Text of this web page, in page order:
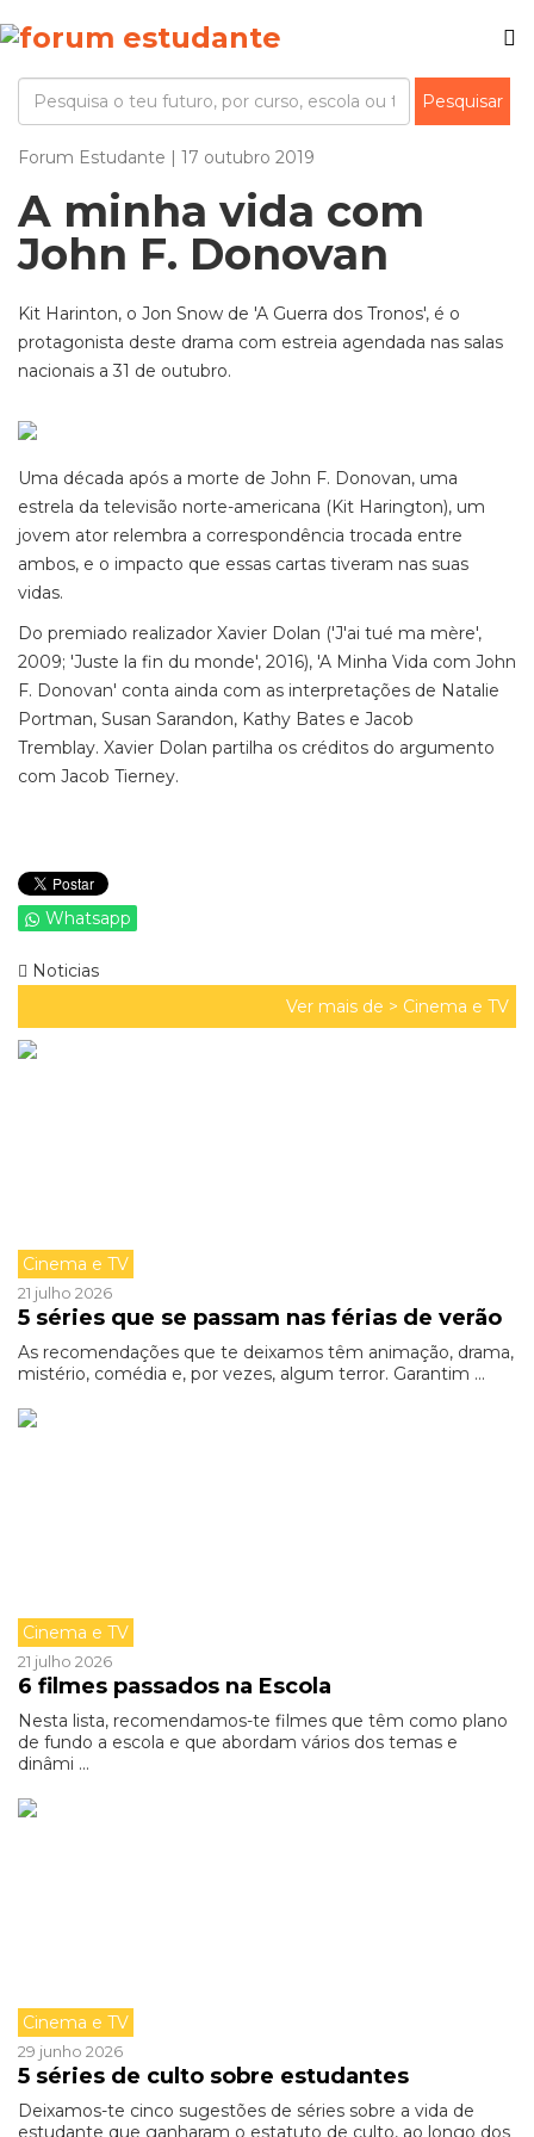
Forum Estudante | 17 outubro 2019
A minha vida com
John F. Donovan
Kit Harinton, o Jon Snow de 'A Guerra dos Tronos', é o
protagonista deste drama com estreia agendada nas salas
nacionais a 31 de outubro.
Uma década após a morte de John F. Donovan, uma
estrela da televisão norte-americana (Kit Harington), um
jovem ator relembra a correspondência trocada entre
ambos, e o impacto que essas cartas tiveram nas suas
vidas.
Do premiado realizador Xavier Dolan ('J'ai tué ma mère',
2009; 'Juste la fin du monde', 2016), 'A Minha Vida com John
F. Donovan' conta ainda com as interpretações de Natalie
Portman, Susan Sarandon, Kathy Bates e Jacob
Tremblay. Xavier Dolan partilha os créditos do argumento
com Jacob Tierney.
Whatsapp
Noticias
Ver mais de > Cinema e TV
Cinema e TV
21 julho 2026
5 séries que se passam nas férias de verão
As recomendações que te deixamos têm animação, drama,
mistério, comédia e, por vezes, algum terror. Garantim ...
Cinema e TV
21 julho 2026
6 filmes passados na Escola
Nesta lista, recomendamos-te filmes que têm como plano
de fundo a escola e que abordam vários dos temas e
dinâmi ...
Cinema e TV
29 junho 2026
5 séries de culto sobre estudantes
Deixamos-te cinco sugestões de séries sobre a vida de
estudante que ganharam o estatuto de culto, ao longo dos